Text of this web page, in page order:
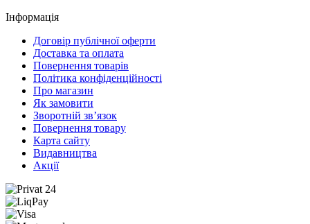
Інформація
Договір публічної оферти
Доставка та оплата
Повернення товарів
Політика конфіденційності
Про магазин
Як замовити
Зворотній зв’язок
Повернення товару
Карта сайту
Видавництва
Акції